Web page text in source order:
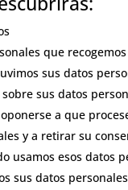
que recogemos
sus datos
sus datos
a que
y a retirar su
usamos esos datos
sus datos